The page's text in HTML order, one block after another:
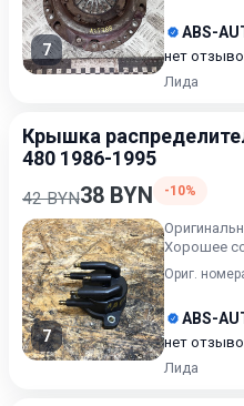
7
ABS-
нет
Лида
Крышка
480 1986-1995
42 BYN38 BYN -10%
7
Хорошее
Ориг.
ABS-
нет
Лида